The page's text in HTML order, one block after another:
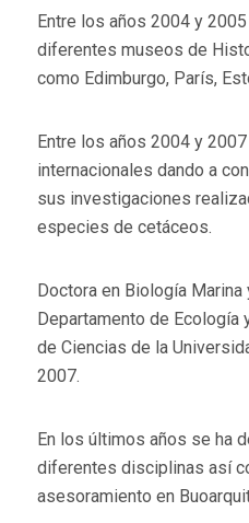
Entre los años 2004 y
diferentes museos de
como Edimburgo, París,
Entre los años 2004 y
internacionales dando a
sus investigaciones
especies de cetáceos.
Doctora en Biología
Departamento de Ecología
de Ciencias de la
2007.
En los últimos años se ha
diferentes disciplinas así
asesoramiento en